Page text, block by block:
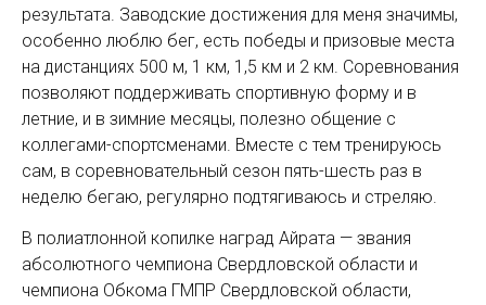
результата. Заводские достижения для меня значимы,
особенно люблю бег, есть победы и призовые места
на дистанциях 500 м, 1 км, 1,5 км и 2 км. Соревнования
позволяют поддерживать спортивную форму и в
летние, и в зимние месяцы, полезно общение с
коллегами-спортсменами. Вместе с тем тренируюсь
сам, в соревновательный сезон пять-шесть раз в
неделю бегаю, регулярно подтягиваюсь и стреляю.
В полиатлонной копилке наград Айрата — звания
абсолютного чемпиона Свердловской области и
чемпиона Обкома ГМПР Свердловской области,